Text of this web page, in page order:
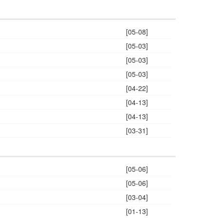
[05-08]
[05-03]
[05-03]
[05-03]
[04-22]
[04-13]
[04-13]
[03-31]
[05-06]
[05-06]
[03-04]
[01-13]